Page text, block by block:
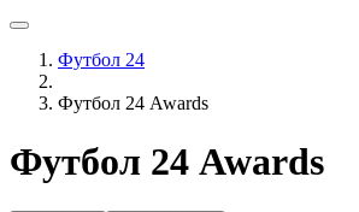
Футбол 24
Футбол 24 Awards
Футбол 24 Awards